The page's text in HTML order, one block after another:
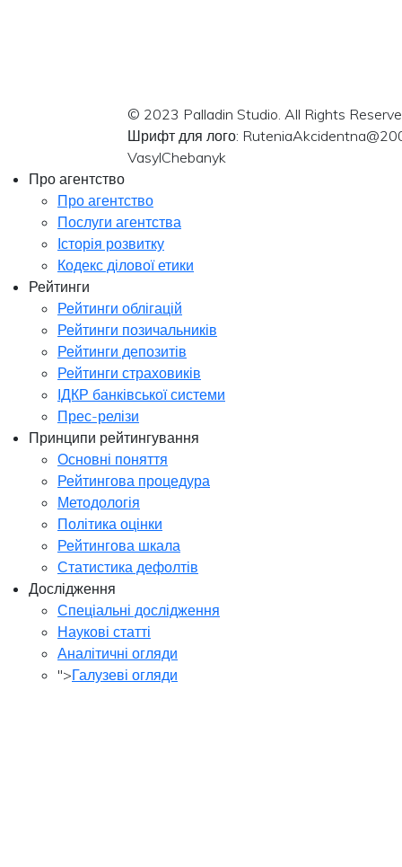
© 2023 Palladin Studio. All Rights
Шрифт для лого:
VasylChebanyk
Про агентство
Про агентство
Послуги агентства
Історія розвитку
Кодекс ділової етики
Рейтинги
Рейтинги облігацій
Рейтинги позичальників
Рейтинги депозитів
Рейтинги страховиків
ІДКР банківської системи
Прес-релізи
Принципи рейтингування
Основні поняття
Рейтингова процедура
Методологія
Політика оцінки
Рейтингова шкала
Статистика дефолтів
Дослідження
Спеціальні дослідження
Наукові статті
Аналітичні огляди
">Галузеві огляди